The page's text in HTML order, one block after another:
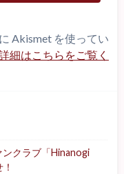
Akismet を使ってい
細はこちらをご覧く
クラブ「Hinanogi